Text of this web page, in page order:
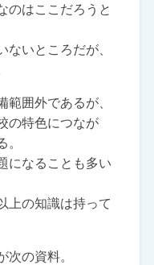
のはここだろうと
いところだが、
囲外であるが、
の特色につなが
になることも多い
上の知識は持って
の資料。